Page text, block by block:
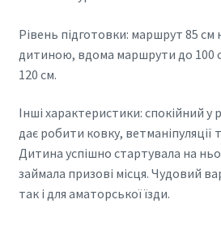
Рівень підготовки: маршрут 85 см
дитиною, вдома маршрути до 100
120 см.
Інші характеристики: спокійний у
дає робити ковку, ветманіпуляції
Дитина успішно стартувала на
займала призові місця. Чудовий
так і для аматорської їзди.